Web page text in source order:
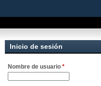
Inicio de sesión
Nombre de usuario *